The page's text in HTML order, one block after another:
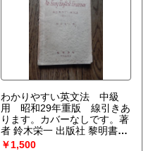
わかりやすい英文法 中級
用 昭和29年重版 線引きあ
ります。カバーなしです。著
者 鈴木栄一 出版社 黎明書房
ページ数 104
￥1,500